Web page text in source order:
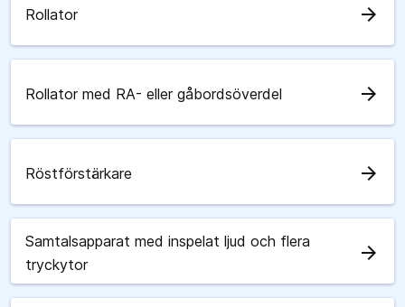
Rollator arrow_forward
Rollator med RA- eller gåbordsöverdel arrow_forward
Röstförstärkare arrow_forward
Samtalsapparat med inspelat ljud och flera
tryckytor
arrow_forward